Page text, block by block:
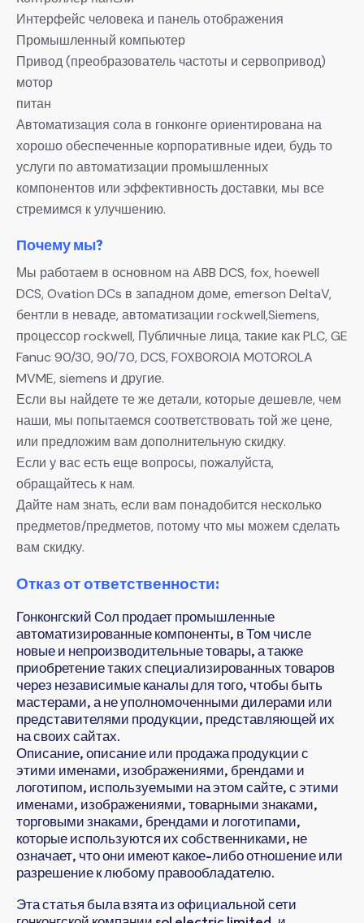
Интерфейс человека и панель отображения
Промышленный компьютер
Привод (преобразователь частоты и сервопривод)
мотор
питан
Автоматизация сола в гонконге ориентирована на
хорошо обеспеченные корпоративные идеи, будь то
услуги по автоматизации промышленных
компонентов или эффективность доставки, мы все
стремимся к улучшению.
Почему мы?
Мы работаем в основном на ABB DCS, fox, hoewell
DCS, Ovation DCs в западном доме, emerson DeltaV,
бентли в неваде, автоматизации rockwell,Siemens,
процессор rockwell, Публичные лица, такие как PLC, GE
Fanuc 90/30, 90/70, DCS, FOXBOROIA MOTOROLA
MVME, siemens и другие.
Если вы найдете те же детали, которые дешевле, чем
наши, мы попытаемся соответствовать той же цене,
или предложим вам дополнительную скидку.
Если у вас есть еще вопросы, пожалуйста,
обращайтесь к нам.
Дайте нам знать, если вам понадобится несколько
предметов/предметов, потому что мы можем сделать
вам скидку.
Отказ от ответственности:
Гонконгский Сол продает промышленные
автоматизированные компоненты, в Том числе
новые и непроизводительные товары, а также
приобретение таких специализированных товаров
через независимые каналы для того, чтобы быть
мастерами, а не уполномоченными дилерами или
представителями продукции, представляющей их
на своих сайтах.
Описание, описание или продажа продукции с
этими именами, изображениями, брендами и
логотипом, используемыми на этом сайте, с этими
именами, изображениями, товарными знаками,
торговыми знаками, брендами и логотипами,
которые используются их собственниками, не
означает, что они имеют какое-либо отношение или
разрешение к любому правообладателю.
Эта статья была взята из официальной сети